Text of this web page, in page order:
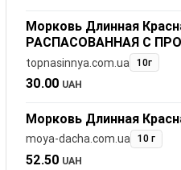
Морковь Длинная
РАСПАСОВАННАЯ С
topnasinnya.com.ua 10г
30.00 UAH
Морковь Длинная
moya-dacha.com.ua 10 г
52.50 UAH